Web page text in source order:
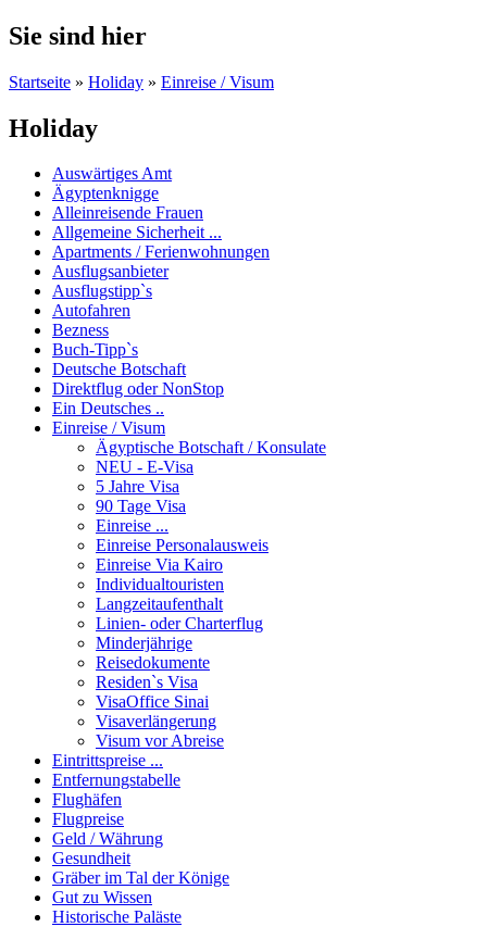
Sie sind hier
Startseite » Holiday » Einreise / Visum
Holiday
Auswärtiges Amt
Ägyptenknigge
Alleinreisende Frauen
Allgemeine Sicherheit ...
Apartments / Ferienwohnungen
Ausflugsanbieter
Ausflugstipp`s
Autofahren
Bezness
Buch-Tipp`s
Deutsche Botschaft
Direktflug oder NonStop
Ein Deutsches ..
Einreise / Visum
Ägyptische Botschaft / Konsulate
NEU - E-Visa
5 Jahre Visa
90 Tage Visa
Einreise ...
Einreise Personalausweis
Einreise Via Kairo
Individualtouristen
Langzeitaufenthalt
Linien- oder Charterflug
Minderjährige
Reisedokumente
Residen`s Visa
VisaOffice Sinai
Visaverlängerung
Visum vor Abreise
Eintrittspreise ...
Entfernungstabelle
Flughäfen
Flugpreise
Geld / Währung
Gesundheit
Gräber im Tal der Könige
Gut zu Wissen
Historische Paläste